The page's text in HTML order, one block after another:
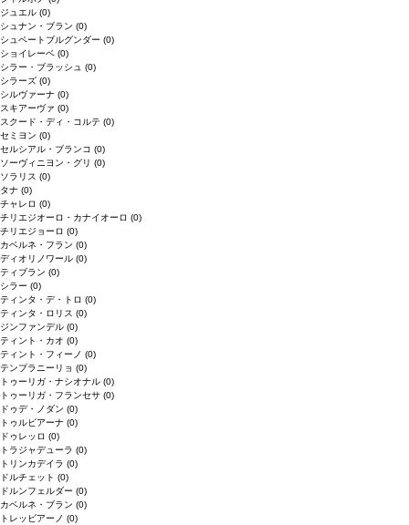
ジュエル (0)
シュナン・ブラン (0)
シュペートブルグンダー (0)
ショイレーベ (0)
シラー・ブラッシュ (0)
シラーズ (0)
シルヴァーナ (0)
スキアーヴァ (0)
スクード・ディ・コルテ (0)
セミヨン (0)
セルシアル・ブランコ (0)
ソーヴィニヨン・グリ (0)
ソラリス (0)
タナ (0)
チャレロ (0)
チリエジオーロ・カナイオーロ (0)
チリエジョーロ (0)
カベルネ・フラン (0)
ディオリノワール (0)
ティブラン (0)
シラー (0)
ティンタ・デ・トロ (0)
ティンタ・ロリス (0)
ジンファンデル (0)
ティント・カオ (0)
ティント・フィーノ (0)
テンプラニーリョ (0)
トゥーリガ・ナシオナル (0)
トゥーリガ・フランセサ (0)
ドゥデ・ノダン (0)
トゥルビアーナ (0)
ドゥレッロ (0)
トラジャデューラ (0)
トリンカデイラ (0)
ドルチェット (0)
ドルンフェルダー (0)
カベルネ・ブラン (0)
トレッビアーノ (0)